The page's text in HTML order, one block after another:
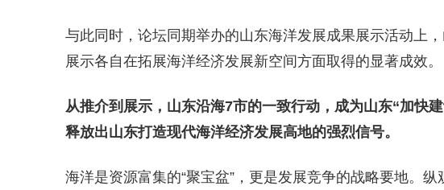
与此同时，论坛同期举办的山东海洋发展成果展示活动上
展示各自在拓展海洋经济发展新空间方面取得的显著成效。
从推介到展示，山东沿海7市的一致行动，成为山东“加快
释放出山东打造现代海洋经济发展高地的强烈信号。
海洋是资源富集的“聚宝盆”， 更是发展竞争的战略要地。纵